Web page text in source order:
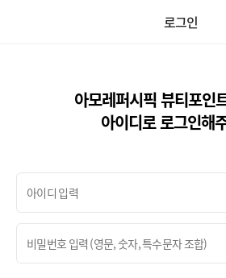
로그인
아모레퍼시픽 뷰티포인
아이디로 로그인해